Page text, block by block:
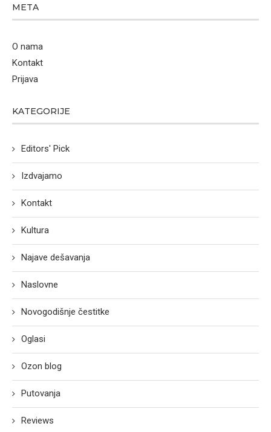
META
O nama
Kontakt
Prijava
KATEGORIJE
Editors' Pick
Izdvajamo
Kontakt
Kultura
Najave dešavanja
Naslovne
Novogodišnje čestitke
Oglasi
Ozon blog
Putovanja
Reviews